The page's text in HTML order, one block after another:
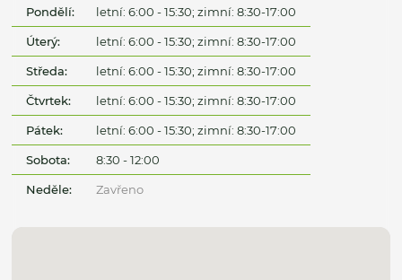
Pondělí: letní: 6:00 - 15:30; zimní: 8:30-17:00
Úterý: letní: 6:00 - 15:30; zimní: 8:30-17:00
Středa: letní: 6:00 - 15:30; zimní: 8:30-17:00
Čtvrtek: letní: 6:00 - 15:30; zimní: 8:30-17:00
Pátek: letní: 6:00 - 15:30; zimní: 8:30-17:00
Sobota: 8:30 - 12:00
Neděle: Zavřeno